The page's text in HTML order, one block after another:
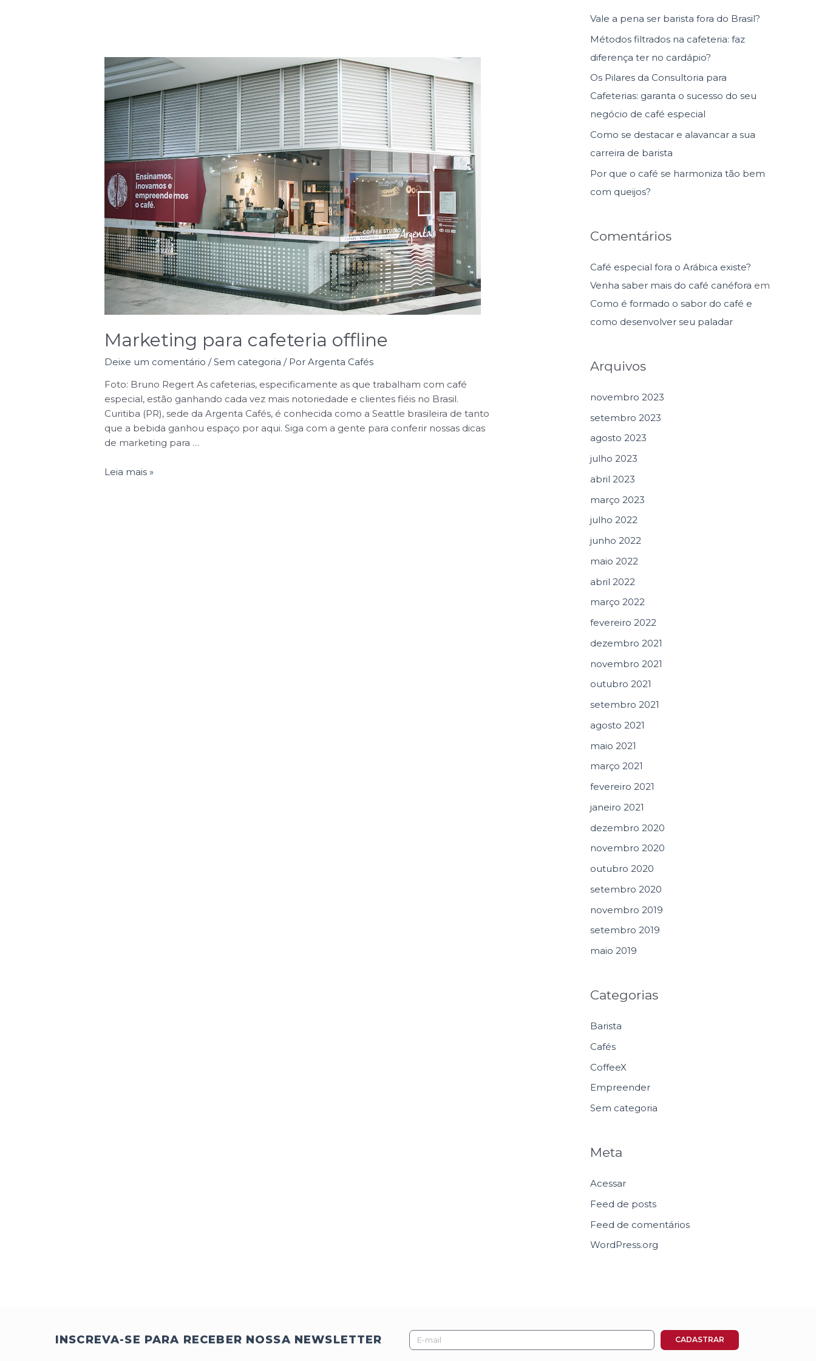
Marketing para cafeteria offline
Deixe um comentário /Sem categoria / PorArgenta Cafés
Foto: Bruno Regert As cafeterias, especificamente as que trabalham com café
especial, estão ganhando cada vez mais notoriedade e clientes fiéis no Brasil.
Curitiba (PR), sede da Argenta Cafés, é conhecida como a Seattle brasileira de tanto
que a bebida ganhou espaço por aqui. Siga com a gente para conferir nossas dicas
de marketing para …
Marketing
para
cafeteria
offline
Leia mais »
s
a
r
p
o
r
:
Vale a pena ser barista fora do Brasil?
Métodos filtrados na cafeteria: faz
diferença ter no cardápio?
Os Pilares da Consultoria para
Cafeterias: garanta o sucesso do seu
negócio de café especial
Como se destacar e alavancar a sua
carreira de barista
Por que o café se harmoniza tão bem
com queijos?
Comentários
Café especial fora o Arábica existe?
Venha saber mais do café canéfora em
Como é formado o sabor do café e
como desenvolver seu paladar
Arquivos
novembro 2023
setembro 2023
agosto 2023
julho 2023
abril 2023
março 2023
julho 2022
junho 2022
maio 2022
abril 2022
março 2022
fevereiro 2022
dezembro 2021
novembro 2021
outubro 2021
setembro 2021
agosto 2021
maio 2021
março 2021
fevereiro 2021
janeiro 2021
dezembro 2020
novembro 2020
outubro 2020
setembro 2020
novembro 2019
setembro 2019
maio 2019
Categorias
Barista
Cafés
CoffeeX
Empreender
Sem categoria
Meta
Acessar
Feed de posts
Feed de comentários
WordPress.org
INSCREVA-SE PARA RECEBER NOSSA NEWSLETTER
E-
mail
CADASTRAR